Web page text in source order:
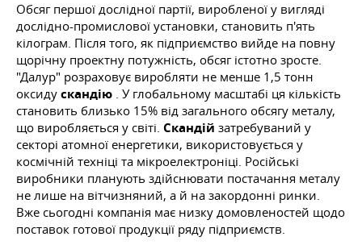
Обсяг першої дослідної партії, виробленої у вигляді
дослідно-промислової установки, становить п'ять
кілограм. Після того, як підприємство вийде на повну
щорічну проектну потужність, обсяг істотно зросте.
"Далур" розраховує виробляти не менше 1,5 тонн
оксиду скандію . У глобальному масштабі ця кількість
становить близько 15% від загального обсягу металу,
що виробляється у світі. Скандій затребуваний у
секторі атомної енергетики, використовується у
космічній техніці та мікроелектроніці. Російські
виробники планують здійснювати постачання металу
не лише на вітчизняний, а й на закордонні ринки.
Вже сьогодні компанія має низку домовленостей щодо
поставок готової продукції ряду підприємств.